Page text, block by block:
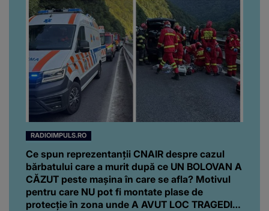
RADIOIMPULS.RO
Ce spun reprezentanții CNAIR despre cazul
bărbatului care a murit după ce UN BOLOVAN A
CĂZUT peste mașina în care se afla? Motivul
pentru care NU pot fi montate plase de
protecție în zona unde A AVUT LOC TRAGEDIA: